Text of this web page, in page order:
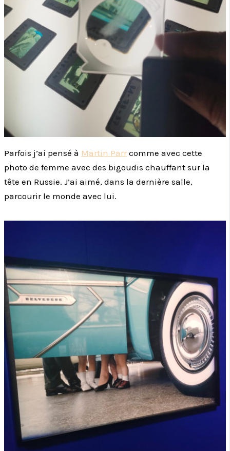
Parfois j’ai pensé à Martin Parr comme avec cette
photo de femme avec des bigoudis chauffant sur la
tête en Russie. J’ai aimé, dans la dernière salle,
parcourir le monde avec lui.